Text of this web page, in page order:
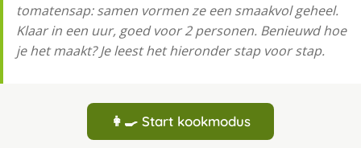
tomatensap: samen vormen ze een smaakvol geheel.
Klaar in een uur, goed voor 2 personen. Benieuwd hoe
je het maakt? Je leest het hieronder stap voor stap.
👩‍🍳 Start kookmodus